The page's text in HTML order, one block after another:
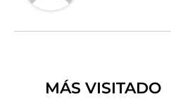
MÁS VISITADO